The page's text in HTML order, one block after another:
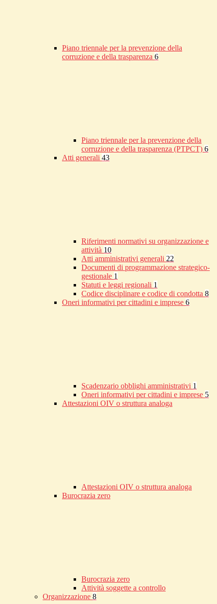
Piano triennale per la prevenzione della
corruzione e della trasparenza 6
Piano triennale per la prevenzione della
corruzione e della trasparenza (PTPCT) 6
Atti generali 43
Riferimenti normativi su organizzazione e
attività 10
Atti amministrativi generali 22
Documenti di programmazione strategico-
gestionale 1
Statuti e leggi regionali 1
Codice disciplinare e codice di condotta 8
Oneri informativi per cittadini e imprese 6
Scadenzario obblighi amministrativi 1
Oneri informativi per cittadini e imprese 5
Attestazioni OIV o struttura analoga
Attestazioni OIV o struttura analoga
Burocrazia zero
Burocrazia zero
Attività soggette a controllo
Organizzazione 8